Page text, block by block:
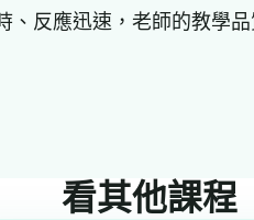
反應迅速，老師的教學品
看其他課程